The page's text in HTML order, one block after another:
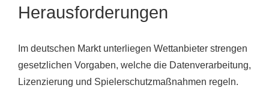
Herausforderungen
Im deutschen Markt unterliegen Wettanbieter strengen
gesetzlichen Vorgaben, welche die Datenverarbeitung,
Lizenzierung und Spielerschutzmaßnahmen regeln.